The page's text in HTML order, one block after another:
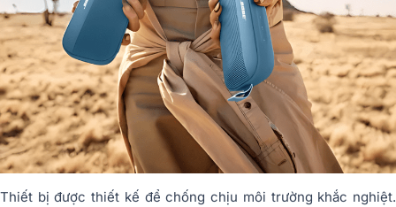
Thiết bị được thiết kế để chống chịu môi trường khắc nghiệt.